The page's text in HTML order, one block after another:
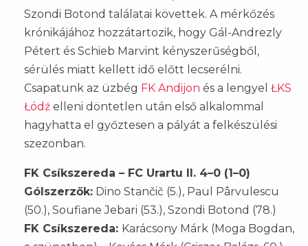
Szondi Botond találatai követtek. A mérkőzés
krónikájához hozzátartozik, hogy Gál-Andrezly
Pétert és Schieb Marvint kényszerűségből,
sérülés miatt kellett idő előtt lecserélni.
Csapatunk az üzbég FK Andijon és a lengyel ŁKS
Łódź elleni döntetlen után első alkalommal
hagyhatta el győztesen a pályát a felkészülési
szezonban.
FK Csíkszereda – FC Urartu II. 4–0 (1–0)
Gólszerzők: Dino Stančič (5.), Paul Pârvulescu
(50.), Soufiane Jebari (53.), Szondi Botond (78.)
FK Csíkszereda: Karácsony Márk (Moga Bogdan,